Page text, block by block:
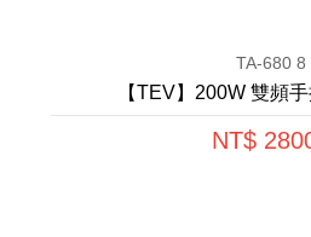
TA-680 8
【TEV】200W 雙頻
NT$